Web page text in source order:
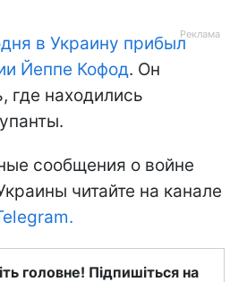
в Украину прибыл
Йеппе Кофод. Он
где находились
сообщения о войне
читайте на канале
головне! Підпишіться на